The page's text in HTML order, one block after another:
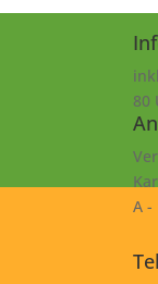
80
A -